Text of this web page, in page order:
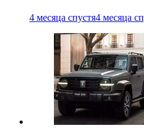
4 месяца спустя4 месяца